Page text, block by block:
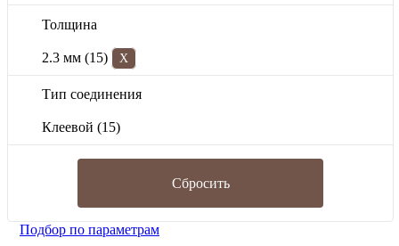
Толщина
2.3 мм (15) X
Тип соединения
Клеевой (15)
Сбросить
Подбор по параметрам